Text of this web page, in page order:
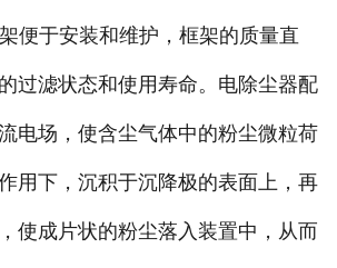
便于安装和维护，框架的质量直
过滤状态和使用寿命。电除尘器配
电场，使含尘气体中的粉尘微粒荷
用下，沉积于沉降极的表面上，再
使成片状的粉尘落入装置中，从而